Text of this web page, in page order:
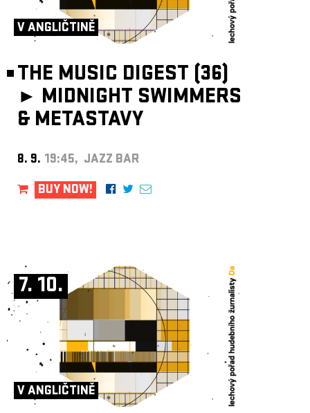
V ANGLIČTINĚ
THE MUSIC DIGEST (36)
► MIDNIGHT SWIMMERS
& METASTAVY
8. 9. 19:45, JAZZ BAR
BUY NOW!
7. 10.
V ANGLIČTINĚ